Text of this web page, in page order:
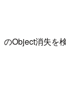
のObject消失を